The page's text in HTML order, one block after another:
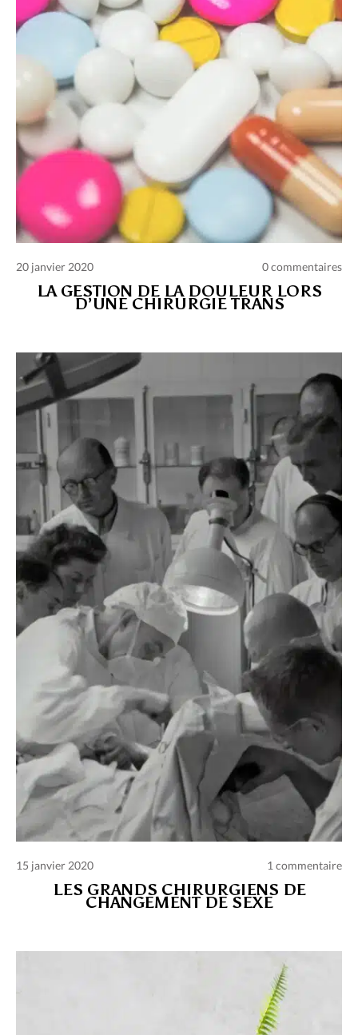
20 janvier 2020 0 commentaires
LA GESTION DE LA DOULEUR LORS
D’UNE CHIRURGIE TRANS
15 janvier 2020 1 commentaire
LES GRANDS CHIRURGIENS DE
CHANGEMENT DE SEXE